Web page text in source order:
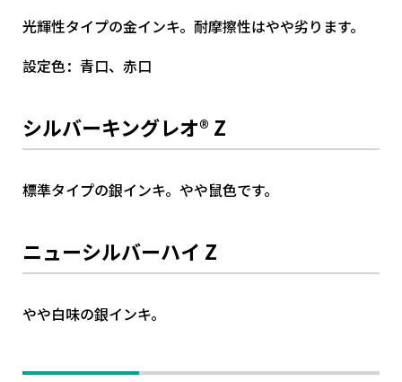
光輝性タイプの金インキ。耐摩擦性はやや劣ります。
設定色：青口、赤口
シルバーキングレオ® Z
標準タイプの銀インキ。やや鼠色です。
ニューシルバーハイ Z
やや白味の銀インキ。